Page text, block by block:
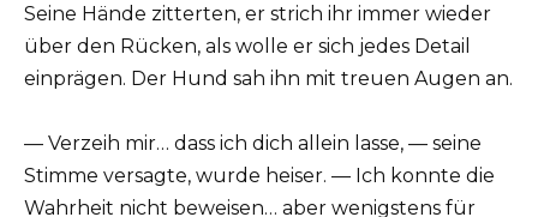
Seine Hände zitterten, er strich ihr immer wieder
über den Rücken, als wolle er sich jedes Detail
einprägen. Der Hund sah ihn mit treuen Augen an.
— Verzeih mir… dass ich dich allein lasse, — seine
Stimme versagte, wurde heiser. — Ich konnte die
Wahrheit nicht beweisen… aber wenigstens für